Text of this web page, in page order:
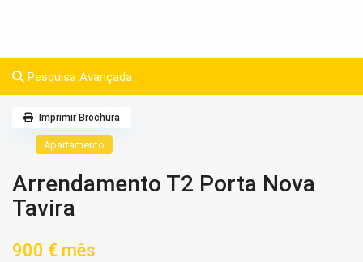
Pesquisa Avançada
Apartamento
Arrendamento T2 Porta Nova
Tavira
900 € mês
Imprimir Brochura